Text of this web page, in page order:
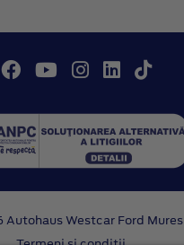
Autohaus Westcar Ford Mures